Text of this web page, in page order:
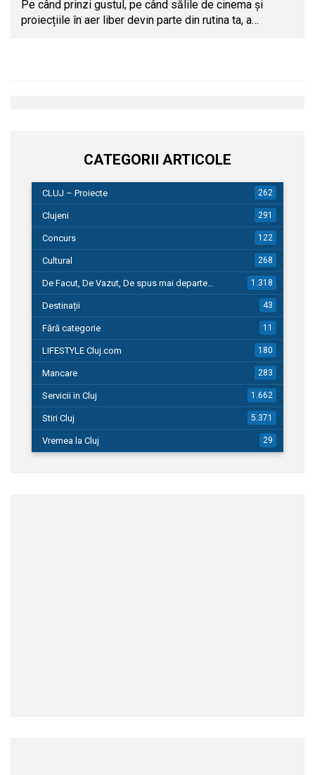
Pe când prinzi gustul, pe când sălile de cinema și
proiecțiile în aer liber devin parte din rutina ta, a…
CATEGORII ARTICOLE
CLUJ – Proiecte 262
Clujeni 291
Concurs 122
Cultural 268
De Facut, De Vazut, De spus mai departe… 1.318
Destinații 43
Fără categorie 11
LIFESTYLE Cluj.com 180
Mancare 283
Servicii in Cluj 1.662
Stiri Cluj 5.371
Vremea la Cluj 29